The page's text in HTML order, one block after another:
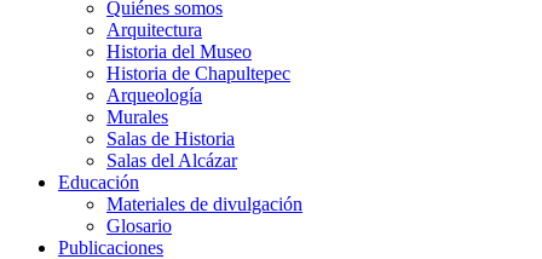
Quiénes somos
Arquitectura
Historia del Museo
Historia de Chapultepec
Arqueología
Murales
Salas de Historia
Salas del Alcázar
Educación
Materiales de divulgación
Glosario
Publicaciones